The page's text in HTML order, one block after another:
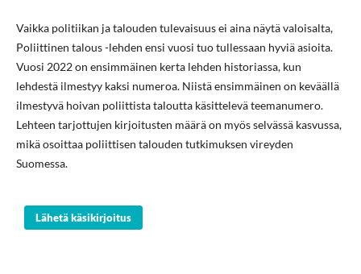
Vaikka politiikan ja talouden tulevaisuus ei aina näytä valoisalta,
Poliittinen talous -lehden ensi vuosi tuo tullessaan hyviä asioita.
Vuosi 2022 on ensimmäinen kerta lehden historiassa, kun
lehdestä ilmestyy kaksi numeroa. Niistä ensimmäinen on keväällä
ilmestyvä hoivan poliittista taloutta käsittelevä teemanumero.
Lehteen tarjottujen kirjoitusten määrä on myös selvässä kasvussa,
mikä osoittaa poliittisen talouden tutkimuksen vireyden
Suomessa.
Lähetä käsikirjoitus